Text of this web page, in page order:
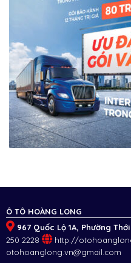
Ô TÔ HOÀNG LONG
967 Quốc Lộ 1A, Phường
250 2228
http://
otohoanglong.vn@gmail.com